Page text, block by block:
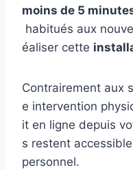
moins de 5
habitués aux
éaliser cette
Contrairement aux
e intervention
it en ligne depuis
s restent
personnel.